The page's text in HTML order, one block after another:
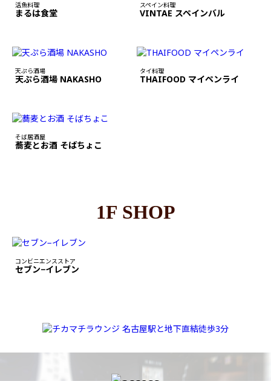
活魚料理
まるは食堂
スペイン料理
VINTAE スペインバル
天ぷら酒場
天ぷら酒場 NAKASHO
タイ料理
THAIFOOD マイペンライ
そば居酒屋
蕎麦とお酒 そばちょこ
1F SHOP
コンビニエンスストア
セブン−イレブン